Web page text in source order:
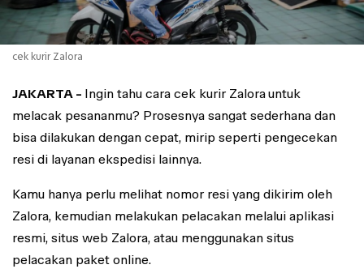
cek kurir Zalora
JAKARTA - Ingin tahu cara cek kurir Zalorauntuk
melacak pesananmu? Prosesnya sangat sederhana dan
bisa dilakukan dengan cepat, mirip seperti pengecekan
resi di layanan ekspedisi lainnya.
Kamu hanya perlu melihat nomor resi yang dikirim oleh
Zalora, kemudian melakukan pelacakan melalui aplikasi
resmi, situs web Zalora, atau menggunakan situs
pelacakan paket online.